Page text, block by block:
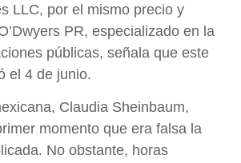
LLC, por el mismo precio y
PR, especializado en la
públicas, señala que este
el 4 de junio.
Claudia Sheinbaum,
momento que era falsa la
No obstante, horas